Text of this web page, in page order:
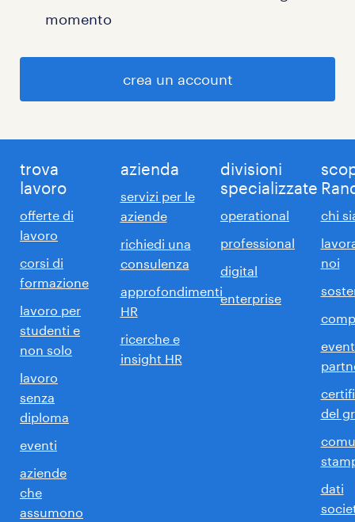
momento
crea un account
trova
lavoro
offerte di
lavoro
corsi di
formazione
lavoro per
studenti e
non solo
lavoro
senza
diploma
eventi
aziende
che
assumono
azienda
servizi per le
aziende
richiedi una
consulenza
approfondimenti
HR
ricerche e
insight HR
divisioni
specializzate
operational
professional
digital
enterprise
chi
noi
del
dati